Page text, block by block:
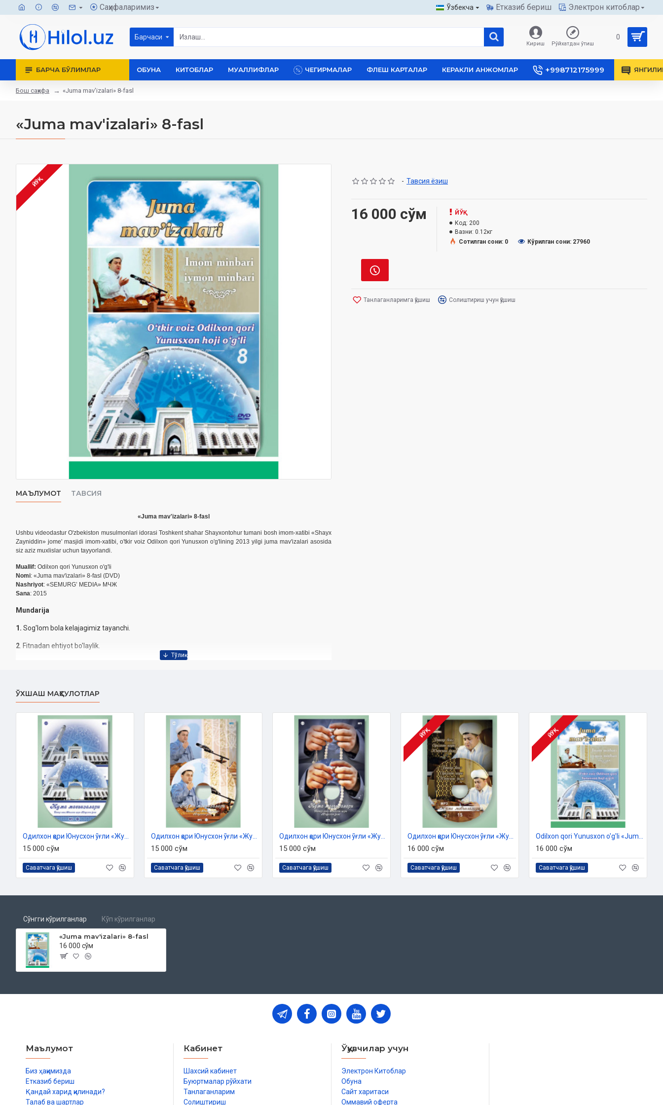
Саҳифаларимиз Ўзбекча Етказиб бериш Электрон китоблар
Барчаси
Кириш Рўйхатдан ўтиш
0
БАРЧА БЎЛИМЛАР ОБУНА КИТОБЛАР МУАЛЛИФЛАР ЧЕГИРМАЛАР ФЛЕШ КАРТАЛАР КЕРАКЛИ АНЖОМЛАР +998712175999
Бош саҳифа «Juma mav'izalari» 8-fasl
«Juma mav'izalari» 8-fasl
ЙЎҚ
МАЪЛУМОТ ТАВСИЯ
«Juma mav'izalari» 8-fasl
Ushbu videodastur O'zbekiston musulmonlari idorasi Toshkent shahar Shayxontohur tumani bosh imom-xatibi «Shayx
Zayniddin» jome' masjidi imom-xatibi, o'tkir voiz Odilxon qori Yunusxon o'g'lining 2013 yilgi juma mav'izalari asosida
siz aziz muxlislar uchun tayyorlandi.
Muallif: Odilxon qori Yunusxon o'g'li
Nomi: «Juma mav'izalari» 8-fasl (DVD)
Nashriyot: «SEMURG’ MEDIA» МЧЖ
Sana: 2015
Mundarija
1. Sog'lom bola kelajagimiz tayanchi.
2 . Fitnadan ehtiyot bo'laylik.
- Тавсия ёзиш
16 000 сўм
ЙЎҚ
Код: 200
Вазни: 0.12кг
Сотилган сони: 0
Кўрилган сони: 27960
Танлаганларимга қўшиш Солиштириш учун қўшиш
ЎХШАШ МАҲСУЛОТЛАР
15 000 сўм
Саватчага қўшиш
15 000 сўм
Саватчага қўшиш
15 000 сўм
Саватчага қўшиш
ЙЎҚ
16 000 сўм
Саватчага қўшиш
ЙЎҚ
16 000 сўм
Саватчага қўшиш
Сўнгги кўрилганлар Кўп кўрилганлар
«Juma mav'izalari» 8-fasl
16 000 сўм
Маълумот
Биз ҳақимизда
Етказиб бериш
Қандай харид қилинади?
Талаб ва шартлар
Кабинет
Шахсий кабинет
Буюртмалар рўйхати
Танлаганларим
Солиштириш
Ўқувчилар учун
Электрон Китоблар
Обуна
Сайт харитаси
Оммавий оферта